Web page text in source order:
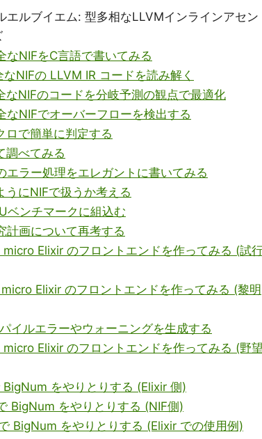
エルブイエム: 型多相なLLVMインラインアセン
NIFをC言語で書いてみる
NIFの LLVM IR コードを読み解く
NIFのコードを分岐予測の観点で最適化
NIFでオーバーフローを検出する
で簡単に判定する
調べてみる
ラー処理をエレガントに書いてみる
にNIFで扱うか考える
ベンチマークに組込む
画について再考する
Elixir のフロントエンドを作ってみる (試
Elixir のフロントエンドを作ってみる (黎明
イルエラーやウォーニングを生成する
Elixir のフロントエンドを作ってみる (野
をやりとりする (Elixir 側)
BigNum をやりとりする (NIF側)
BigNum をやりとりする (Elixir での使用例)